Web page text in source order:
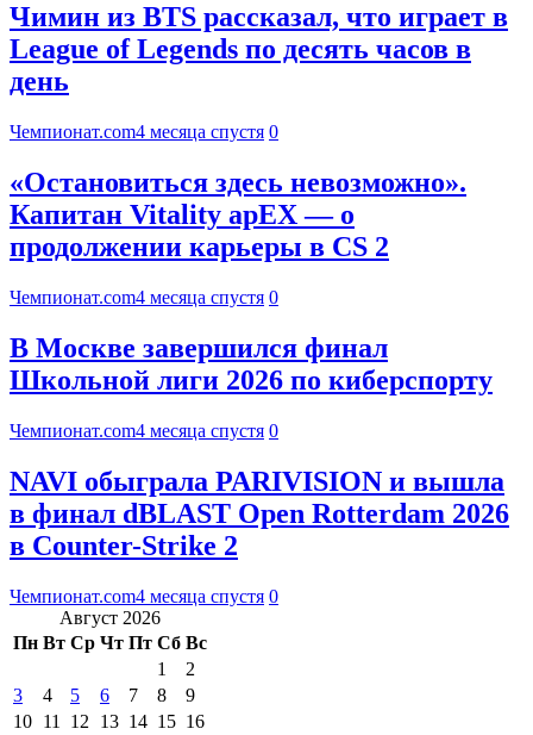
Чимин из BTS рассказал, что играет в
League of Legends по десять часов в
день
Чемпионат.com4 месяца спустя 0
«Остановиться здесь невозможно».
Капитан Vitality apEX — о
продолжении карьеры в CS 2
Чемпионат.com4 месяца спустя 0
В Москве завершился финал
Школьной лиги 2026 по киберспорту
Чемпионат.com4 месяца спустя 0
NAVI обыграла PARIVISION и вышла
в финал dBLAST Open Rotterdam 2026
в Counter-Strike 2
Чемпионат.com4 месяца спустя 0
Август 2026
Пн Вт Ср Чт Пт Сб Вс
1
2
3
4 5 6 7 8
9
10 11 12 13 14 15 16